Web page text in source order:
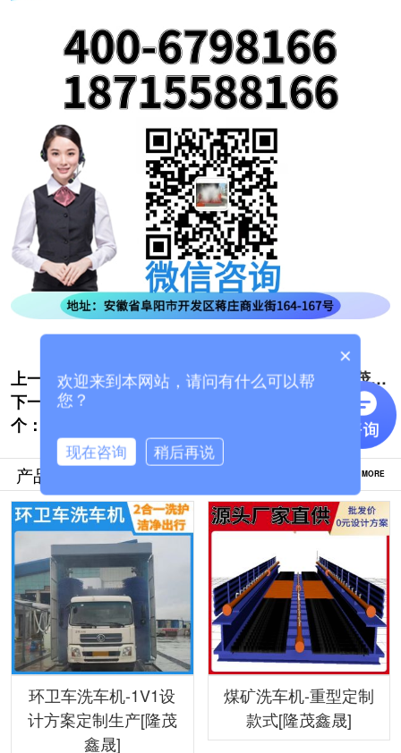
上一个: 通过式货车全自动洗车机厂家哪里有[隆茂鑫
晟]
下一
个：
巩义搅拌站龙门洗车机生产厂家销售点[隆茂
产品推荐 MORE
环卫车洗车机-1V1设
计方案定制生产[隆茂
鑫晟]
煤矿洗车机-重型定制
款式[隆茂鑫晟]
×
欢迎来到本网站，请问有什么可以帮
您？
现在咨询 稍后再说